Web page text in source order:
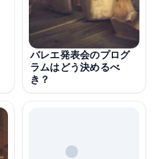
バレエ発表会のプログ
ラムはどう決めるべ
き？